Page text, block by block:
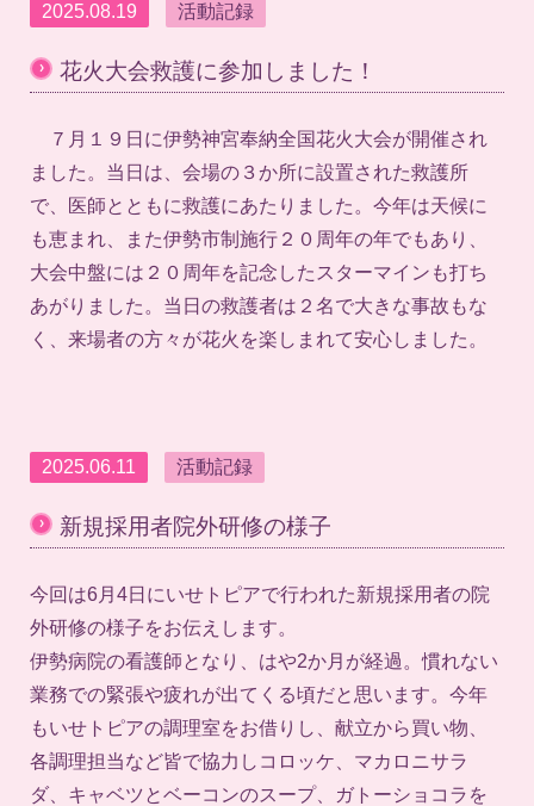
2025.08.19 活動記録
› 花火大会救護に参加しました！
７月１９日に伊勢神宮奉納全国花火大会が開催され
ました。当日は、会場の３か所に設置された救護所
で、医師とともに救護にあたりました。今年は天候に
も恵まれ、また伊勢市制施行２０周年の年でもあり、
大会中盤には２０周年を記念したスターマインも打ち
あがりました。当日の救護者は２名で大きな事故もな
く、来場者の方々が花火を楽しまれて安心しました。
2025.06.11 活動記録
› 新規採用者院外研修の様子
今回は6月4日にいせトピアで行われた新規採用者の院
外研修の様子をお伝えします。
伊勢病院の看護師となり、はや2か月が経過。慣れない
業務での緊張や疲れが出てくる頃だと思います。今年
もいせトピアの調理室をお借りし、献立から買い物、
各調理担当など皆で協力しコロッケ、マカロニサラ
ダ、キャベツとベーコンのスープ、ガトーショコラを